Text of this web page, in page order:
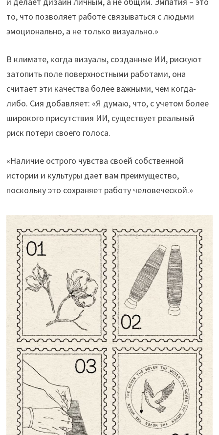
то, что позволяет работе связываться с людьми
эмоционально, а не только визуально.»
В климате, когда визуалы, созданные ИИ, рискуют
затопить поле поверхностными работами, она
считает эти качества более важными, чем когда-
либо. Сия добавляет: «Я думаю, что, с учетом более
широкого присутствия ИИ, существует реальный
риск потери своего голоса.
«Наличие острого чувства своей собственной
истории и культуры дает вам преимущество,
поскольку это сохраняет работу человеческой.»